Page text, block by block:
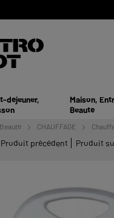
déjeuner,
Maison,
Beauté
Beauté CHAUFFAGE
Produit précédent Produit